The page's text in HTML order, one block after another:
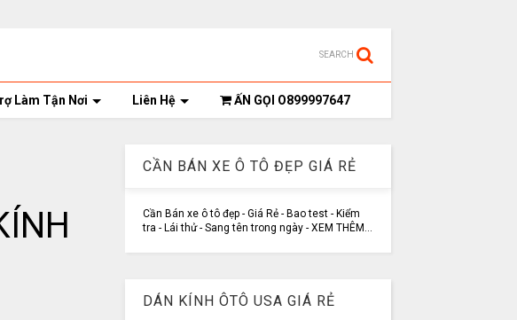
SEARCH
Làm Tận Nơi Liên Hệ ẤN GỌI O899997647
CẦN BÁN XE Ô TÔ ĐẸP GIÁ RẺ
Cần Bán xe ô tô đẹp - Giá Rẻ - Bao test - Kiểm
tra - Lái thử - Sang tên trong ngày - XEM THÊM...
DÁN KÍNH ÔTÔ USA GIÁ RẺ